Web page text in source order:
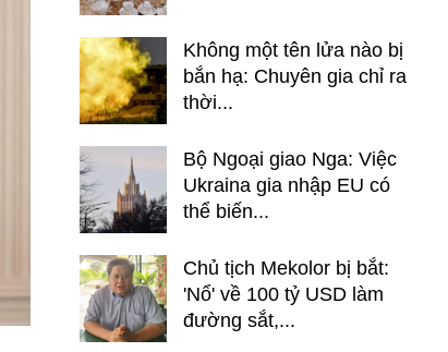
Không một tên lửa nào bị
bắn hạ: Chuyên gia chỉ ra
thời...
Bộ Ngoại giao Nga: Việc
Ukraina gia nhập EU có
thể biến...
Chủ tịch Mekolor bị bắt:
'Nổ' về 100 tỷ USD làm
đường sắt,...